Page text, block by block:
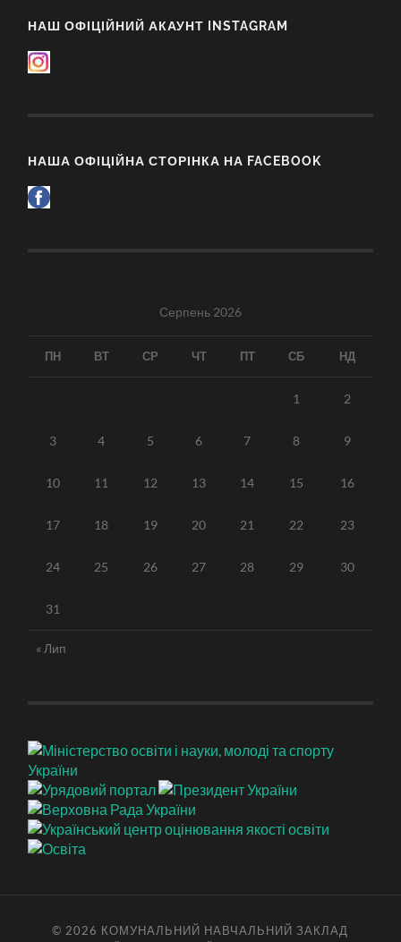
НАШ ОФІЦІЙНИЙ АКАУНТ INSTAGRAM
НАША ОФІЦІЙНА СТОРІНКА НА FACEBOOK
Серпень 2026
ПН ВТ СР ЧТ ПТ СБ НД
1 2
3 4 5 6 7 8 9
10 11 12 13 14 15 16
17 18 19 20 21 22 23
24 25 26 27 28 29 30
31
« Лип
© 2026 КОМУНАЛЬНИЙ НАВЧАЛЬНИЙ ЗАКЛАД